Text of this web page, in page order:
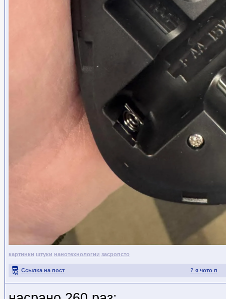
картинки штуки нанотехнологии засропсто
? я чото п
Ссылка на пост